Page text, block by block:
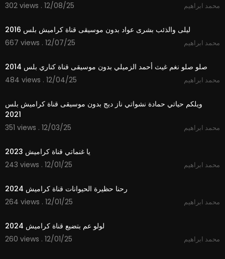
302 views . 12/08/25
محمد ابراهيم
ليلى والذئب بشرى عواد بدون موسيقى قناة كراميش بلس 2016
667 views . 12/07/25
محمد ابراهيم
صلو صلو نغم غيث أحمد الزميلي بدون موسيقى قناة كناري بلس 2014
484 views . 12/04/25
محمد ابراهيم
ويلكم حياتي حمادة نشواتي ناز ديج بدون موسيقى قناة كراميش بلس
2021
351 views . 12/03/25
محمد ابراهيم
يا غنماتي قناة كراميش 2023
243 views . 12/01/25
محمد ابراهيم
رحنا حظيرة الحيوانات قناة كراميش 2024
264 views . 12/01/25
محمد ابراهيم
لولو عم بتضيع قناة كراميش 2024
260 views . 12/01/25
محمد ابراهيم